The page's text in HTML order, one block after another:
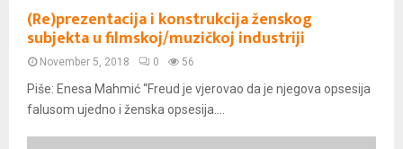
(Re)prezentacija i konstrukcija ženskog
subjekta u filmskoj/muzičkoj industriji
November 5, 2018 0 56
Piše: Enesa Mahmić “Freud je vjerovao da je njegova opsesija
falusom ujedno i ženska opsesija....